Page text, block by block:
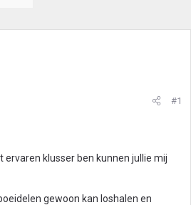
#1
klusser ben kunnen jullie mij
gewoon kan loshalen en